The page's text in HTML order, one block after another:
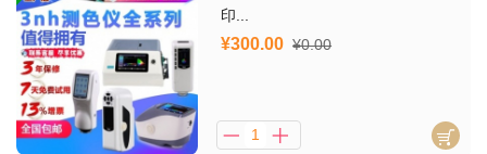
印...
¥300.00 ¥0.00